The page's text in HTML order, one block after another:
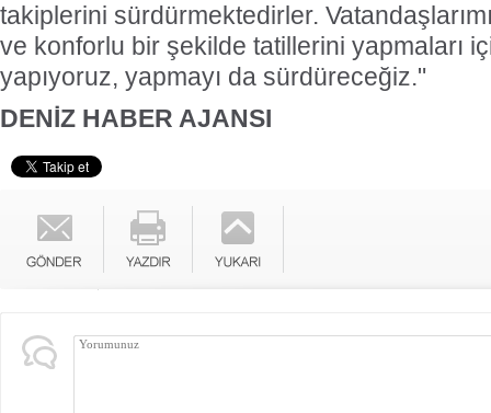
takiplerini sürdürmektedirler.
ve konforlu bir şekilde tatillerini yapmaları
yapıyoruz, yapmayı da sürdüreceğiz."
DENİZ HABER AJANSI